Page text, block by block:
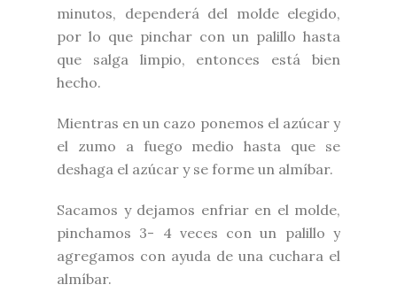
minutos, dependerá del molde elegido,
por lo que pinchar con un palillo hasta
que salga limpio, entonces está bien
hecho.
Mientras en un cazo ponemos el azúcar y
el zumo a fuego medio hasta que se
deshaga el azúcar y se forme un almíbar.
Sacamos y dejamos enfriar en el molde,
pinchamos 3- 4 veces con un palillo y
agregamos con ayuda de una cuchara el
almíbar.